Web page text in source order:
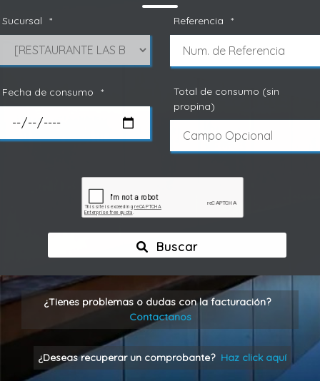
Sucursal * Referencia *
Fecha de consumo *
Total de consumo (sin
propina)
Buscar
¿Tienes problemas o dudas con la facturación?
Contactanos
¿Deseas recuperar un comprobante? Haz click aquí